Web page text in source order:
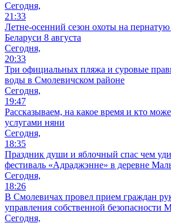
Сегодня,
21:33
Летне-осенний сезон охоты на пернатую
Беларуси 8 августа
Сегодня,
20:33
Три официальных пляжа и суровые
воды в Смолевичском районе
Сегодня,
19:47
Рассказываем, на какое время и кто
услугами няни
Сегодня,
18:35
Праздник души и яблочный спас чем
фестиваль «Адраджэнне» в деревне
Сегодня,
18:26
В Смолевичах провел прием граждан
управления собственной безопасности
Сегодня,